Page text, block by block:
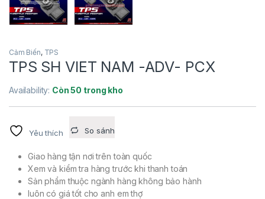
Cảm Biến, TPS
TPS SH VIET NAM -ADV- PCX
Availability: Còn 50 trong kho
Yêu thích So sánh
Giao hàng tận nơi trên toàn quốc
Xem và kiểm tra hàng trước khi thanh toán
Sản phẩm thuộc ngành hàng không bảo hành
luôn có giá tốt cho anh em thợ